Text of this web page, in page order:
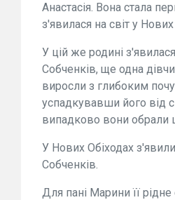
Анастасія. Вона стала
з'явилася на світ у
У цій же родині
Собченків, ще одна
виросли з глибоким
успадкувавши його від
випадково вони обрали
У Нових Обіходах
Собченків.
Для пані Марини її